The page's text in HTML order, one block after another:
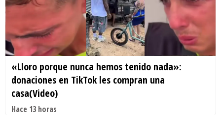
«Lloro porque nunca hemos tenido nada»:
donaciones en TikTok les compran una
casa(Video)
Hace 13 horas